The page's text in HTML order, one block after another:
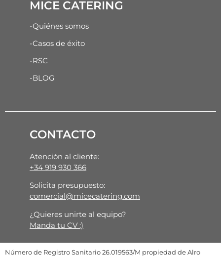
MICE CATERING
-Quiénes somos
-Casos de éxito
-RSC
-BLOG
CONTACTO
Atención al cliente:
+34 919 930 366
Solicita presupuesto:
comercial@micecatering.com
¿Quieres unirte al equipo?
Manda tu CV :)
Número de Registro Sanitario 26.019563/M propiedad de Alro